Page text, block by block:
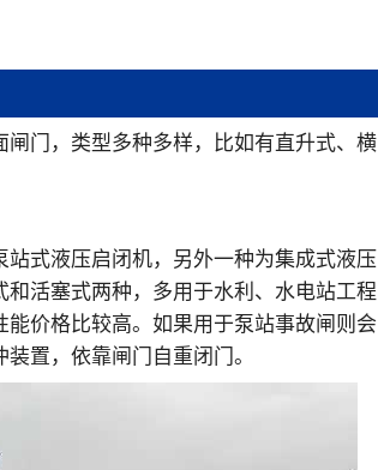
门，类型多种多样，比如有直升式、横
式液压启闭机，另外一种为集成式液压
活塞式两种，多用于水利、水电站工程
价格比较高。如果用于泵站事故闸则会
置，依靠闸门自重闭门。